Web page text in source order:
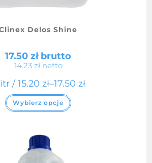
Delos Shine
17.50 złbrutto
14.23 złnetto
/ 15.20 zł–17.50 zł
Wybierz opcje produkt